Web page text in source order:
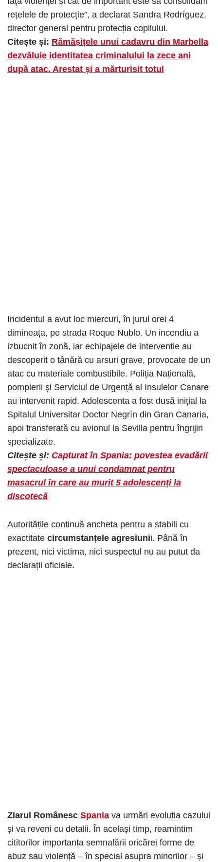
rețelele de protecție”, a declarat Sandra Rodríguez,
director general pentru protecția copilului.
Citește și: Rămășițele unui cadavru din Marbella
dezvăluie identitatea criminalului la zece ani
după atac. Arestat și a mărturisit totul
Incidentul a avut loc miercuri, în jurul orei 4
dimineața, pe strada Roque Nublo. Un incendiu a
izbucnit în zonă, iar echipajele de intervenție au
descoperit o tânără cu arsuri grave, provocate de un
atac cu materiale combustibile. Poliția Națională,
pompierii și Serviciul de Urgență al Insulelor Canare
au intervenit rapid. Adolescenta a fost dusă inițial la
Spitalul Universitar Doctor Negrín din Gran Canaria,
apoi transferată cu avionul la Sevilla pentru îngrijiri
specializate.
Citește și: Capturat în Spania: povestea evadării
spectaculoase a unui condamnat pentru
masacrul în care au murit 5 adolescenți la
discotecă
Autoritățile continuă ancheta pentru a stabili cu
exactitate circumstanțele agresiunii. Până în
prezent, nici victima, nici suspectul nu au putut da
declarații oficiale.
Ziarul Românesc Spania va urmări evoluția cazului
și va reveni cu detalii. În același timp, reamintim
cititorilor importanța semnalării oricărei forme de
abuz sau violență – în special asupra minorilor – și